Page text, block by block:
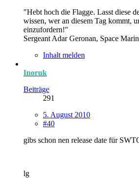
"Hebt hoch die Flagge. Lasst diese
wissen, wer an diesem Tag kommt,
einzufordern!"
Sergeant Adar Geronan, Space
Inhalt melden
Inoruk
Beiträge
291
5. August 2010
#40
gibs schon nen release date für
lg